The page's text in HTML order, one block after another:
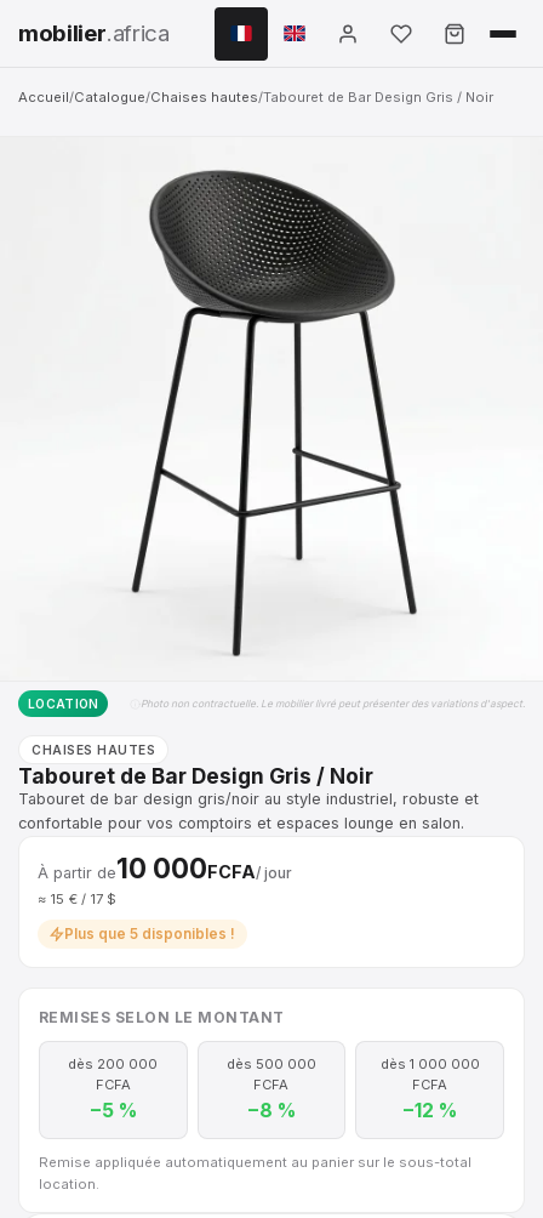
mobilier.africa
Accueil/Catalogue/Chaises hautes/Tabouret de Bar Design Gris / Noir
LOCATION Photo non contractuelle. Le mobilier livré peut présenter des variations d'aspect.
CHAISES HAUTES
Tabouret de Bar Design Gris / Noir
Tabouret de bar design gris/noir au style industriel, robuste et
confortable pour vos comptoirs et espaces lounge en salon.
À partir de10 000FCFA/ jour
≈ 15 € / 17 $
Plus que 5 disponibles !
REMISES SELON LE MONTANT
dès 200 000
FCFA
−5 %
dès 500 000
FCFA
−8 %
dès 1 000 000
FCFA
−12 %
Remise appliquée automatiquement au panier sur le sous-total
location.